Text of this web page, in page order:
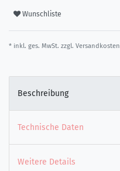
Wunschliste
* inkl. ges. MwSt. zzgl. Versandkosten
Beschreibung
Technische Daten
Weitere Details